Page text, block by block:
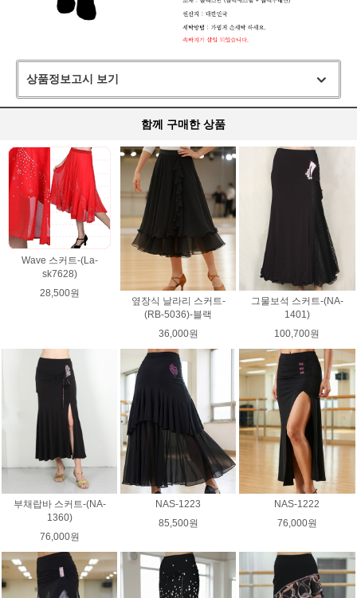
상품정보고시 보기
함께 구매한 상품
Wave 스커트-(La-
sk7628)
28,500원
옆장식 날라리 스커트-
(RB-5036)-블랙
36,000원
그물보석 스커트-(NA-
1401)
100,700원
부채랍바 스커트-(NA-
1360)
76,000원
NAS-1223
85,500원
NAS-1222
76,000원